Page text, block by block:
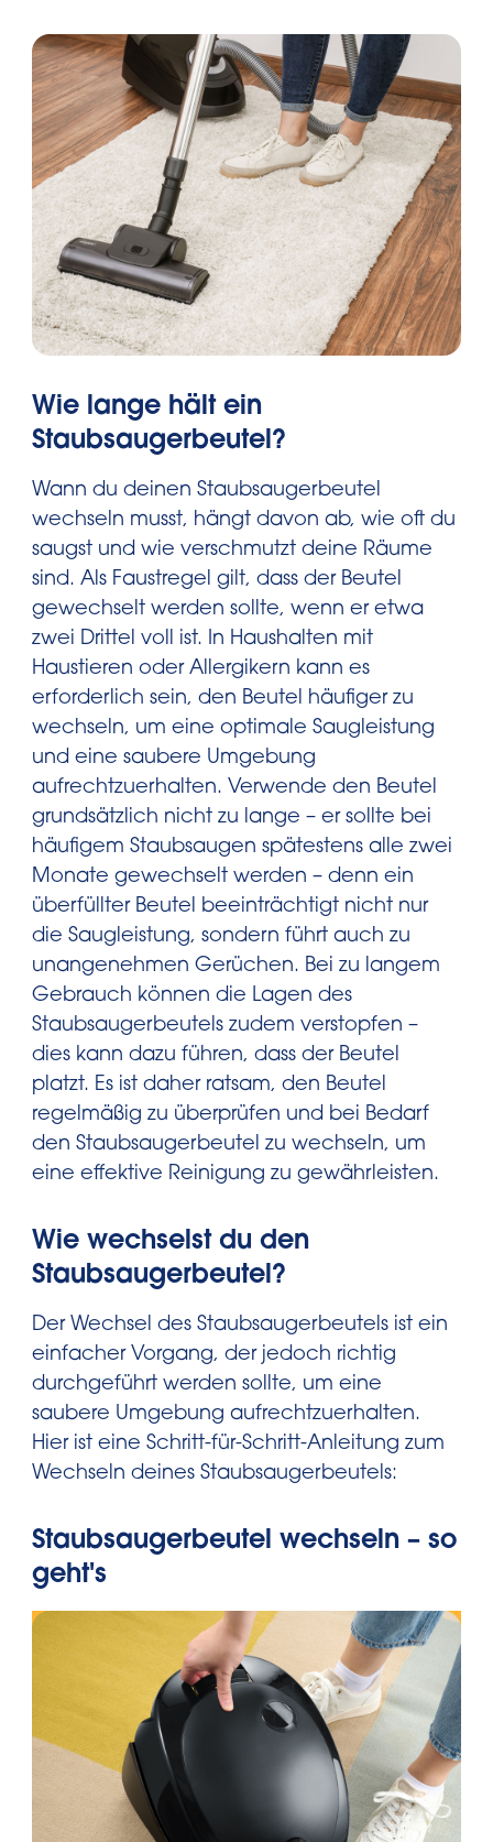
Wie lange hält ein
Staubsaugerbeutel?
Wann du deinen Staubsaugerbeutel
wechseln musst, hängt davon ab, wie oft du
saugst und wie verschmutzt deine Räume
sind. Als Faustregel gilt, dass der Beutel
gewechselt werden sollte, wenn er etwa
zwei Drittel voll ist. In Haushalten mit
Haustieren oder Allergikern kann es
erforderlich sein, den Beutel häufiger zu
wechseln, um eine optimale Saugleistung
und eine saubere Umgebung
aufrechtzuerhalten. Verwende den Beutel
grundsätzlich nicht zu lange – er sollte bei
häufigem Staubsaugen spätestens alle zwei
Monate gewechselt werden – denn ein
überfüllter Beutel beeinträchtigt nicht nur
die Saugleistung, sondern führt auch zu
unangenehmen Gerüchen. Bei zu langem
Gebrauch können die Lagen des
Staubsaugerbeutels zudem verstopfen –
dies kann dazu führen, dass der Beutel
platzt. Es ist daher ratsam, den Beutel
regelmäßig zu überprüfen und bei Bedarf
den Staubsaugerbeutel zu wechseln, um
eine effektive Reinigung zu gewährleisten.
Wie wechselst du den
Staubsaugerbeutel?
Der Wechsel des Staubsaugerbeutels ist ein
einfacher Vorgang, der jedoch richtig
durchgeführt werden sollte, um eine
saubere Umgebung aufrechtzuerhalten.
Hier ist eine Schritt-für-Schritt-Anleitung zum
Wechseln deines Staubsaugerbeutels:
Staubsaugerbeutel wechseln – so
geht's